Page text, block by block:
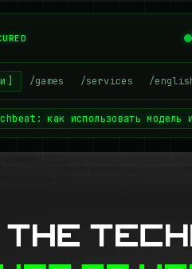
/games /services /
как использовать модель